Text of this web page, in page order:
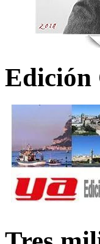
Edición